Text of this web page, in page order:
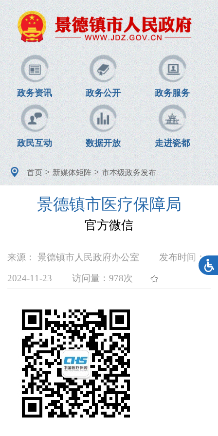
政务资讯 政务公开 政务服务
政民互动 数据开放 走进瓷都
首页>新媒体矩阵>市本级政务发布
景德镇市医疗保障局
官方微信
来源： 景德镇市人民政府办公室 发布时间：
2024-11-23 访问量： 978次